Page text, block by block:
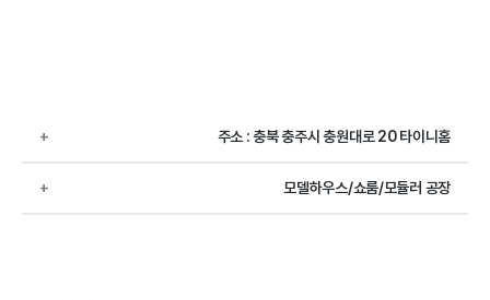
+ 주소 : 충북 충주시 충원대로 20 타이니홈
+ 모델하우스/쇼룸/모듈러 공장